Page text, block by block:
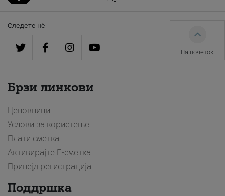
Следете нè
На почеток
Брзи линкови
Ценовници
Услови за користење
Плати сметка
Активирајте Е-сметка
Припејд регистрација
Поддршка